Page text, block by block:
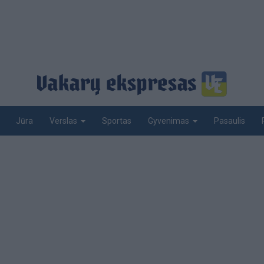
Jūra Verslas Sportas Gyvenimas Pasaulis